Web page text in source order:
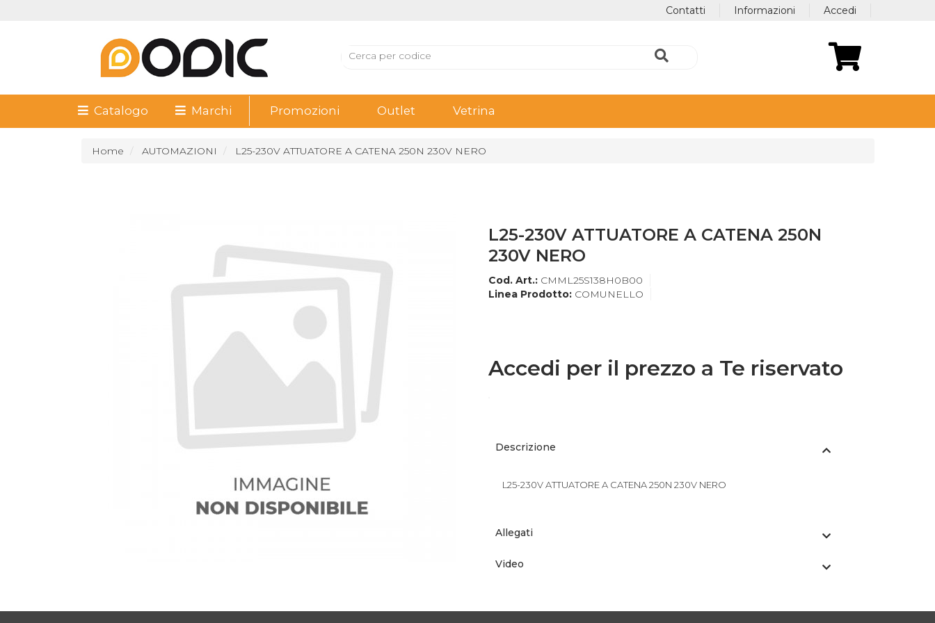
Accedi
Informazioni
Contatti
Catalogo Marchi Promozioni Outlet Vetrina
Home AUTOMAZIONI L25-230V ATTUATORE A CATENA 250N 230V NERO
L25-230V ATTUATORE A CATENA 250N
230V NERO
Cod. Art.: CMML25S138H0B00
Linea Prodotto: COMUNELLO
Accedi per il prezzo a Te riservato
Descrizione
L25-230V ATTUATORE A CATENA 250N 230V NERO
Allegati
Video